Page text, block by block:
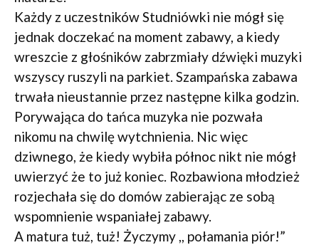
Każdy z uczestników Studniówki nie mógł się
jednak doczekać na moment zabawy, a kiedy
wreszcie z głośników zabrzmiały dźwięki muzyki
wszyscy ruszyli na parkiet. Szampańska zabawa
trwała nieustannie przez następne kilka godzin.
Porywająca do tańca muzyka nie pozwała
nikomu na chwilę wytchnienia. Nic więc
dziwnego, że kiedy wybiła północ nikt nie mógł
uwierzyć że to już koniec. Rozbawiona młodzież
rozjechała się do domów zabierając ze sobą
wspomnienie wspaniałej zabawy.
A matura tuż, tuż! Życzymy ,, połamania piór!”